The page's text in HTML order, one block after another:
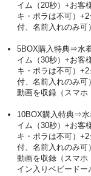
イム（20秒）+お客
キ・ポラは不可）
付、名前入れのみ可）
5BOX購入特典⇒水
イム（30秒）+お客
キ・ポラは不可）
付、名前入れのみ
動画を収録（スマホ
10BOX購入特典⇒水
イム（30秒）+お客
キ・ポラは不可）
付、名前入れのみ
動画を収録（スマ
イン入りベビードー